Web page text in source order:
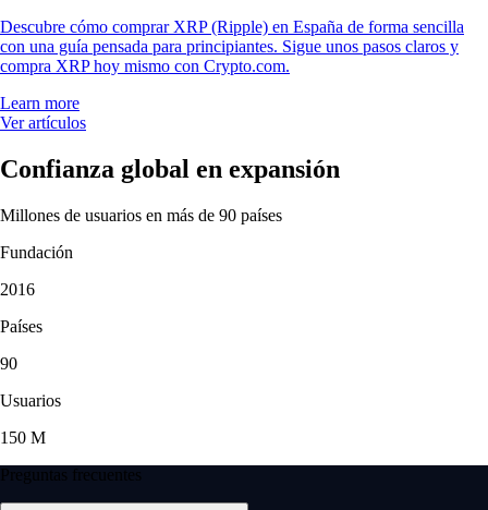
Descubre cómo comprar XRP (Ripple) en España de forma sencilla
con una guía pensada para principiantes. Sigue unos pasos claros y
compra XRP hoy mismo con Crypto.com.
Learn more
Ver artículos
Confianza global en expansión
Millones de usuarios en más de 90 países
Fundación
2016
Países
90
Usuarios
150 M
Preguntas frecuentes